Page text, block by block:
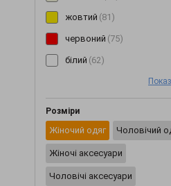
жовтий (81)
червоний (75)
білий (62)
рожевий (51)
Розміри
Жіночий одяг Чоловічий
Жіночі аксесуари
Чоловічі аксесуари